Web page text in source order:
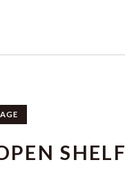
SHELF